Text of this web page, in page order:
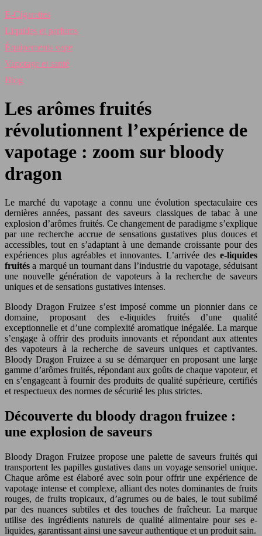
E-Cigarettes
Liquides et parfums
Équipements vape
Vapotage et santé
Blog
Les arômes fruités
révolutionnent l’expérience de
vapotage : zoom sur bloody
dragon
Le marché du vapotage a connu une évolution spectaculaire ces
dernières années, passant des saveurs classiques de tabac à une
explosion d’arômes fruités. Ce changement de paradigme s’explique
par une recherche accrue de sensations gustatives plus douces et
accessibles, tout en s’adaptant à une demande croissante pour des
expériences plus agréables et innovantes. L’arrivée des e-liquides
fruitésa marqué un tournant dans l’industrie du vapotage, séduisant
une nouvelle génération de vapoteurs à la recherche de saveurs
uniques et de sensations gustatives intenses.
Bloody Dragon Fruizee s’est imposé comme un pionnier dans ce
domaine, proposant des e-liquides fruités d’une qualité
exceptionnelle et d’une complexité aromatique inégalée. La marque
s’engage à offrir des produits innovants et répondant aux attentes
des vapoteurs à la recherche de saveurs uniques et captivantes.
Bloody Dragon Fruizee a su se démarquer en proposant une large
gamme d’arômes fruités, répondant aux goûts de chaque vapoteur, et
en s’engageant à fournir des produits de qualité supérieure, certifiés
et respectueux des normes de sécurité les plus strictes.
Découverte du bloody dragon fruizee :
une explosion de saveurs
Bloody Dragon Fruizee propose une palette de saveurs fruités qui
transportent les papilles gustatives dans un voyage sensoriel unique.
Chaque arôme est élaboré avec soin pour offrir une expérience de
vapotage intense et complexe, alliant des notes dominantes de fruits
rouges, de fruits tropicaux, d’agrumes ou de baies, le tout sublimé
par des nuances subtiles et des touches de fraîcheur. La marque
utilise des ingrédients naturels de qualité alimentaire pour ses e-
liquides, garantissant ainsi une saveur authentique et un produit sain.